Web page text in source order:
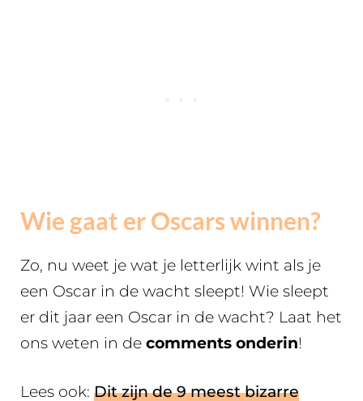
Wie gaat er Oscars winnen?
Zo, nu weet je wat je letterlijk wint als je
een Oscar in de wacht sleept! Wie sleept
er dit jaar een Oscar in de wacht? Laat het
ons weten in de comments onderin!
Lees ook: Dit zijn de 9 meest bizarre